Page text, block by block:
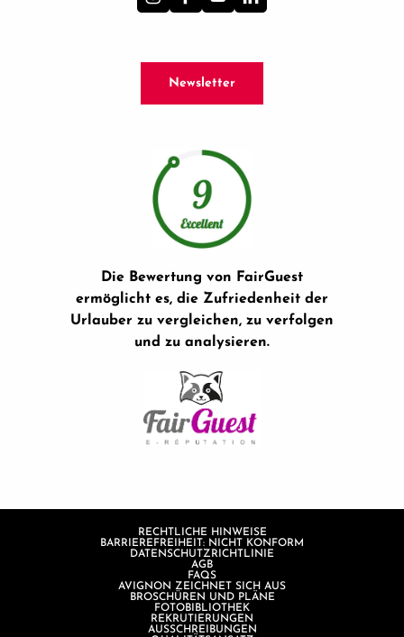
Newsletter
Die Bewertung von FairGuest
ermöglicht es, die Zufriedenheit der
Urlauber zu vergleichen, zu verfolgen
und zu analysieren.
RECHTLICHE HINWEISE
BARRIEREFREIHEIT: NICHT KONFORM
DATENSCHUTZRICHTLINIE
AGB
FAQS
AVIGNON ZEICHNET SICH AUS
BROSCHÜREN UND PLÄNE
FOTOBIBLIOTHEK
REKRUTIERUNGEN
AUSSCHREIBUNGEN